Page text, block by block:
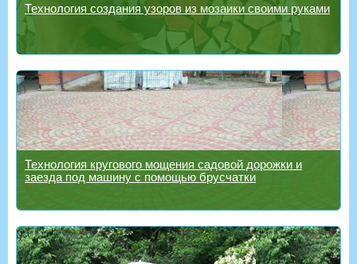
Технология создания узоров из мозаики своими руками
Технология кругового мощения садовой дорожки и
заезда под машину с помощью брусчатки